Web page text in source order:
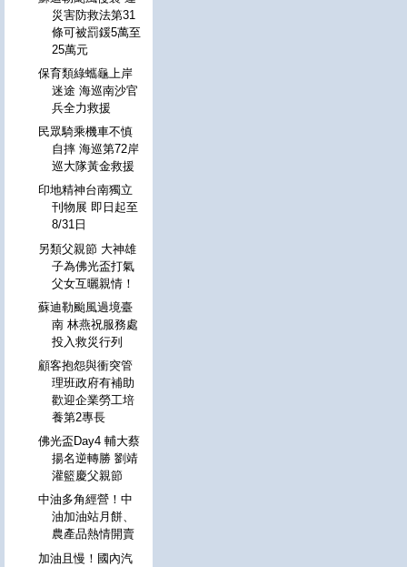
災害防救法第31
條可被罰鍰5萬至
25萬元
保育類綠蠵龜上岸
迷途 海巡南沙官
兵全力救援
民眾騎乘機車不慎
自摔 海巡第72岸
巡大隊黃金救援
印地精神台南獨立
刊物展 即日起至
8/31日
另類父親節 大神雄
子為佛光盃打氣
父女互曬親情！
蘇迪勒颱風過境臺
南 林燕祝服務處
投入救災行列
顧客抱怨與衝突管
理班政府有補助
歡迎企業勞工培
養第2專長
佛光盃Day4 輔大蔡
揚名逆轉勝 劉靖
灌籃慶父親節
中油多角經營！中
油加油站月餅、
農產品熱情開賣
加油且慢！國內汽